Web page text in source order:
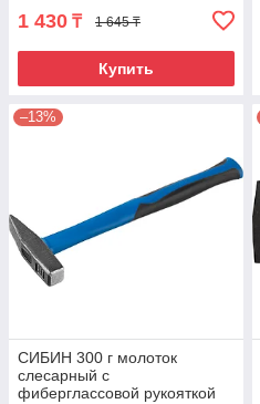
1 430 ₸ 1 645 ₸
Купить
–13%
СИБИН 300 г молоток
слесарный с
фиберглассовой рукояткой